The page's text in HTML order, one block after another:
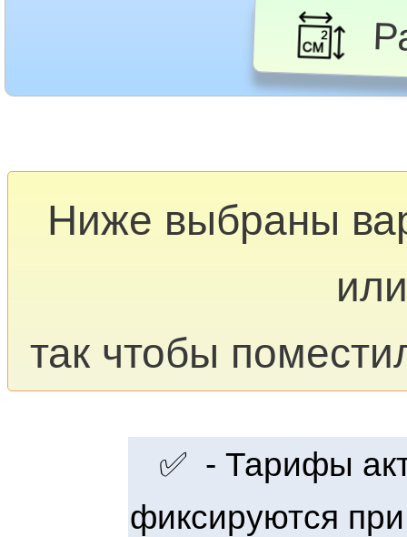
Ниже выбраны
так чтобы
✅ - Тарифы
фиксируются